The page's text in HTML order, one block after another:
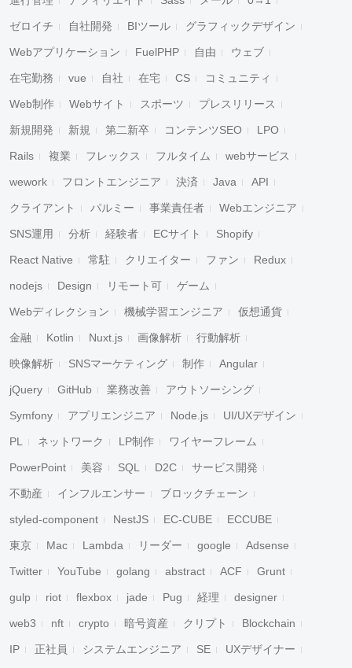
ゼロイチ 自社開発 BIツール グラフィックデザイン
Webアプリケーション FuelPHP 自由 ウェブ
在宅勤務 vue 自社 在宅 CS コミュニティ
Web制作 Webサイト スポーツ プレスリリース
新規開発 新規 第二新卒 コンテンツSEO LPO
Rails 複業 フレックス フルタイム webサービス
wework フロントエンジニア 決済 Java API
クライアント パルミー 事業責任者 Webエンジニア
SNS運用 分析 経験者 ECサイト Shopify
React Native 常駐 クリエイター ファン Redux
nodejs Design リモート可 ゲーム
Webディレクション 機械学習エンジニア 仮想通貨
金融 Kotlin Nuxt.js 画像解析 行動解析
映像解析 SNSマーケティング 制作 Angular
jQuery GitHub 業務改善 アウトソーシング
Symfony アプリエンジニア Node.js UI/UXデザイン
PL ネットワーク LP制作 ワイヤーフレーム
PowerPoint 美容 SQL D2C サービス開発
不動産 インフルエンサー ブロックチェーン
styled-component NestJS EC-CUBE ECCUBE
東京 Mac Lambda リーダー google Adsense
Twitter YouTube golang abstract ACF Grunt
gulp riot flexbox jade Pug 経理 designer
web3 nft crypto 暗号資産 クリプト Blockchain
IP 正社員 システムエンジニア SE UXデザイナー